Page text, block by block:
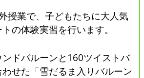
授業で、子どもたちに大人気
の体験実習を行います。
ドバルーンと160ツイストバ
せた「雪だるま入りバルーン